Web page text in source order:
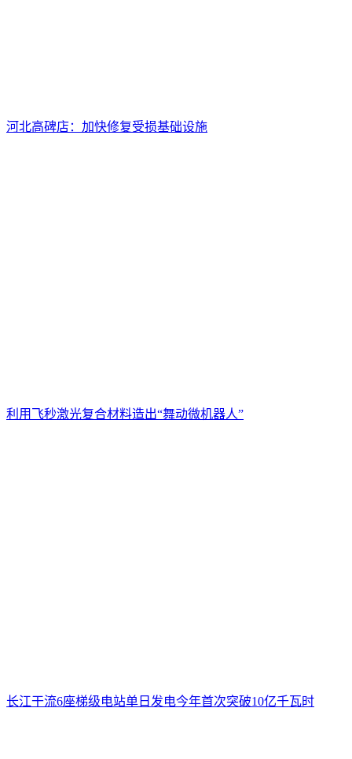
河北高碑店：加快修复受损基础设施
利用飞秒激光复合材料造出“舞动微机器人”
长江干流6座梯级电站单日发电今年首次突破10亿千瓦时